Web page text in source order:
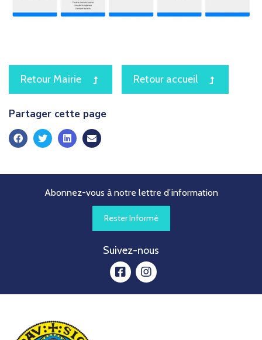
Retour Mairie Retour accueil
Partager cette page
Abonnez-vous à notre lettre d’information
Rester Informé
Suivez-nous
facebookinstagram